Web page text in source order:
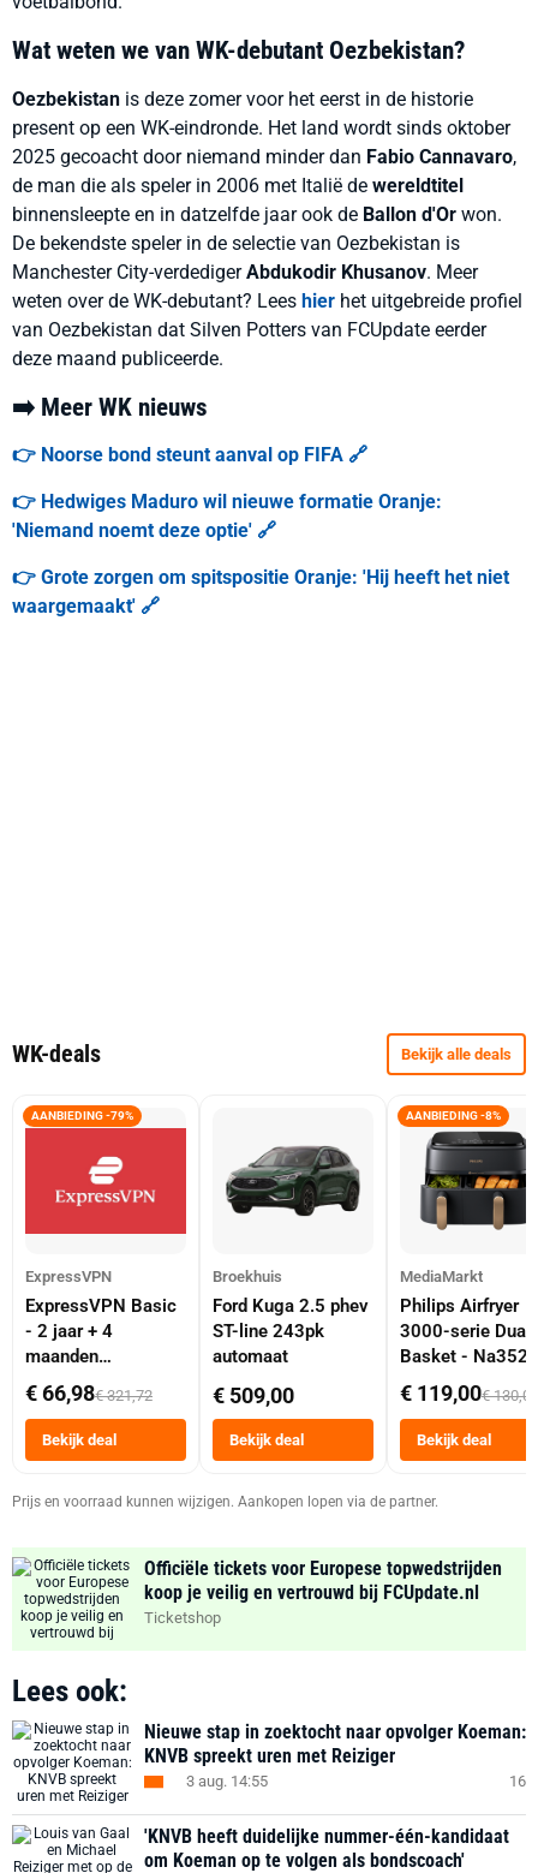
Wat weten we van WK-debutant Oezbekistan?
Oezbekistan is deze zomer voor het eerst in de historie
present op een WK-eindronde. Het land wordt sinds oktober
2025 gecoacht door niemand minder dan Fabio Cannavaro,
de man die als speler in 2006 met Italië de wereldtitel
binnensleepte en in datzelfde jaar ook de Ballon d'Or won.
De bekendste speler in de selectie van Oezbekistan is
Manchester City-verdedigerAbdukodir Khusanov. Meer
weten over de WK-debutant? Lees hier het uitgebreide profiel
van Oezbekistan dat Silven Potters van FCUpdate eerder
deze maand publiceerde.
➡️ Meer WK nieuws
👉 Noorse bond steunt aanval op FIFA 🔗
👉 Hedwiges Maduro wil nieuwe formatie Oranje:
'Niemand noemt deze optie' 🔗
👉 Grote zorgen om spitspositie Oranje: 'Hij heeft het niet
waargemaakt' 🔗
WK-deals Bekijk alle deals
AANBIEDING -79%
ExpressVPN
ExpressVPN Basic
- 2 jaar + 4
maanden
abonnement
€ 66,98€ 321,72
Bekijk deal
Broekhuis
Ford Kuga 2.5 phev
ST-line 243pk
automaat
€ 509,00
Bekijk deal
AANBIEDING -8%
MediaMarkt
Philips Airfryer
3000-serie Dual
Basket -
Dubbele Mand 9
Tot 6 Personen
Heteluchtfriteuse
Zwart
€ 119,00€ 130,00
Bekijk deal
Prijs en voorraad kunnen wijzigen. Aankopen lopen via de partner.
Officiële tickets voor Europese topwedstrijden
koop je veilig en vertrouwd bij FCUpdate.nl
Ticketshop
Lees ook:
Nieuwe stap in zoektocht naar opvolger Koeman:
KNVB spreekt uren met Reiziger
3 aug. 14:55 16
'KNVB heeft duidelijke nummer-één-kandidaat
om Koeman op te volgen als bondscoach'